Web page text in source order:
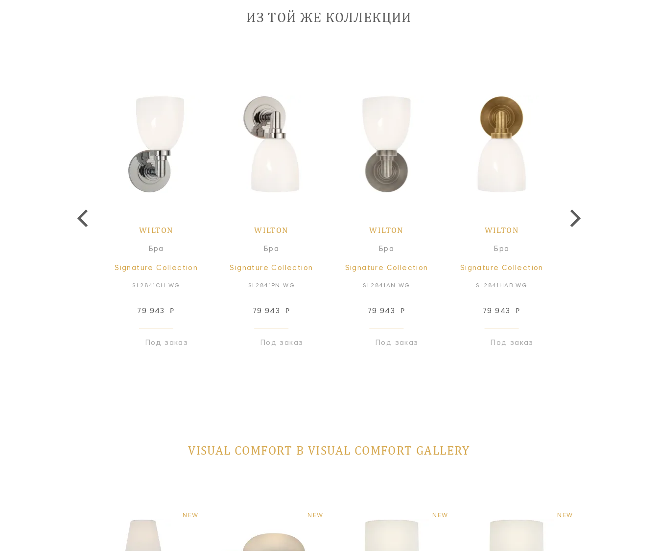
ИЗ ТОЙ ЖЕ КОЛЛЕКЦИИ
WILTON
Бра
Signature Collection
SL2841CH-WG
79 943 ₽
Под заказ
WILTON
Бра
Signature Collection
SL2841PN-WG
79 943 ₽
Под заказ
WILTON
Бра
Signature Collection
SL2841AN-WG
79 943 ₽
Под заказ
WILTON
Бра
Signature Collection
SL2841HAB-WG
79 943 ₽
Под заказ
VISUAL COMFORT В VISUAL COMFORT GALLERY
NEW NEW NEW NEW